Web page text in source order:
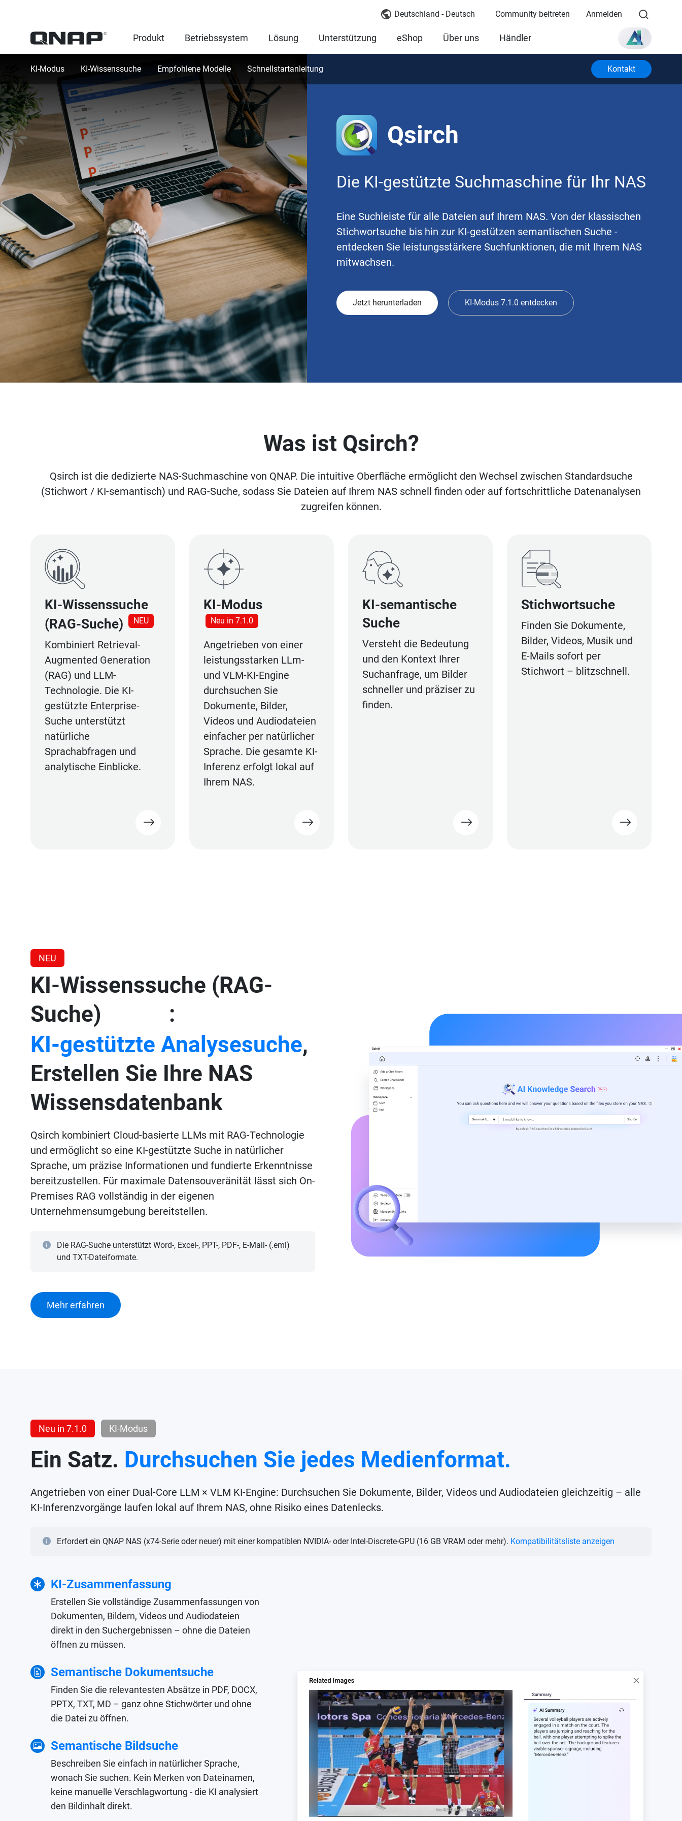
Deutschland - Deutsch Community beitreten Anmelden
Produkt Betriebssystem Lösung Unterstützung eShop Über uns Händler
KI-Modus KI-Wissenssuche Empfohlene Modelle Schnellstartanleitung Kontakt
Qsirch
Die KI-gestützte Suchmaschine für Ihr NAS
Eine Suchleiste für alle Dateien auf Ihrem NAS. Von der klassischen
Stichwortsuche bis hin zur KI-gestützen semantischen Suche -
entdecken Sie leistungsstärkere Suchfunktionen, die mit Ihrem NAS
mitwachsen.
Jetzt herunterladen KI-Modus 7.1.0 entdecken
Was ist Qsirch?
Qsirch ist die dedizierte NAS-Suchmaschine von QNAP. Die intuitive Oberfläche ermöglicht den Wechsel zwischen Standardsuche
(Stichwort / KI-semantisch) und RAG-Suche, sodass Sie Dateien auf Ihrem NAS schnell finden oder auf fortschrittliche Datenanalysen
zugreifen können.
KI-Wissenssuche
(RAG-Suche)
NEU
Kombiniert Retrieval-
Augmented Generation
(RAG) und LLM-
Technologie. Die KI-
gestützte Enterprise-
Suche unterstützt
natürliche
Sprachabfragen und
analytische Einblicke.
KI-Modus
Neu in 7.1.0
Angetrieben von einer
leistungsstarken LLm-
und VLM-KI-Engine
durchsuchen Sie
Dokumente, Bilder,
Videos und Audiodateien
einfacher per natürlicher
Sprache. Die gesamte KI-
Inferenz erfolgt lokal auf
Ihrem NAS.
KI-semantische
Suche
Versteht die Bedeutung
und den Kontext Ihrer
Suchanfrage, um Bilder
schneller und präziser zu
finden.
Stichwortsuche
Finden Sie Dokumente,
Bilder, Videos, Musik und
E-Mails sofort per
Stichwort – blitzschnell.
NEU
KI-Wissenssuche (RAG-
Suche)
:
KI-gestützte Analysesuche,
Erstellen Sie Ihre NAS
Wissensdatenbank
Qsirch kombiniert Cloud-basierte LLMs mit RAG-Technologie
und ermöglicht so eine KI-gestützte Suche in natürlicher
Sprache, um präzise Informationen und fundierte Erkenntnisse
bereitzustellen. Für maximale Datensouveränität lässt sich On-
Premises RAG vollständig in der eigenen
Unternehmensumgebung bereitstellen.
Die RAG-Suche unterstützt Word-, Excel-, PPT-, PDF-, E-Mail- (.eml)
und TXT-Dateiformate.
Mehr erfahren
Neu in 7.1.0 KI-Modus
Ein Satz. Durchsuchen Sie jedes Medienformat.
Angetrieben von einer Dual-Core LLM × VLM KI-Engine: Durchsuchen Sie Dokumente, Bilder, Videos und Audiodateien gleichzeitig – alle
KI-Inferenzvorgänge laufen lokal auf Ihrem NAS, ohne Risiko eines Datenlecks.
Erfordert ein QNAP NAS (x74-Serie oder neuer) mit einer kompatiblen NVIDIA- oder Intel-Discrete-GPU (16 GB VRAM oder mehr). Kompatibilitätsliste anzeigen
KI-Zusammenfassung
Erstellen Sie vollständige Zusammenfassungen von
Dokumenten, Bildern, Videos und Audiodateien
direkt in den Suchergebnissen – ohne die Dateien
öffnen zu müssen.
Semantische Dokumentsuche
Finden Sie die relevantesten Absätze in PDF, DOCX,
PPTX, TXT, MD – ganz ohne Stichwörter und ohne
die Datei zu öffnen.
Semantische Bildsuche
Beschreiben Sie einfach in natürlicher Sprache,
wonach Sie suchen. Kein Merken von Dateinamen,
keine manuelle Verschlagwortung - die KI analysiert
den Bildinhalt direkt.